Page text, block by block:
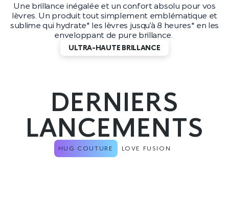
Une brillance inégalée et un confort absolu pour vos
lèvres. Un produit tout simplement emblématique et
sublime qui hydrate* les lèvres jusqu’à 8 heures* en les
enveloppant de pure brillance.
ULTRA-HAUTE BRILLANCE
DERNIERS
LANCEMENTS
HUG COUTURE LOVE FUSION